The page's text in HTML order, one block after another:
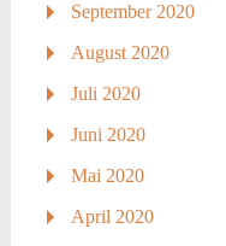
September 2020
August 2020
Juli 2020
Juni 2020
Mai 2020
April 2020